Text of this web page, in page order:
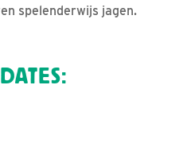
spelenderwijs jagen.